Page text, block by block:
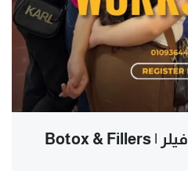
ورشة عمل بوتكس وفيلر | Botox & Fillers